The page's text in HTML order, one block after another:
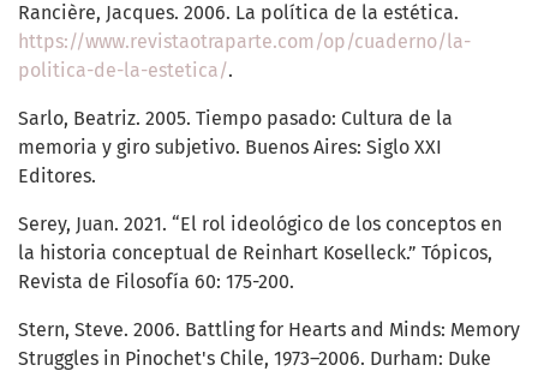
Rancière, Jacques. 2006. La política de la estética.
https://www.revistaotraparte.com/op/cuaderno/la-
politica-de-la-estetica/.
Sarlo, Beatriz. 2005. Tiempo pasado: Cultura de la
memoria y giro subjetivo. Buenos Aires: Siglo XXI
Editores.
Serey, Juan. 2021. “El rol ideológico de los conceptos en
la historia conceptual de Reinhart Koselleck.” Tópicos,
Revista de Filosofía 60: 175-200.
Stern, Steve. 2006. Battling for Hearts and Minds: Memory
Struggles in Pinochet's Chile, 1973–2006. Durham: Duke